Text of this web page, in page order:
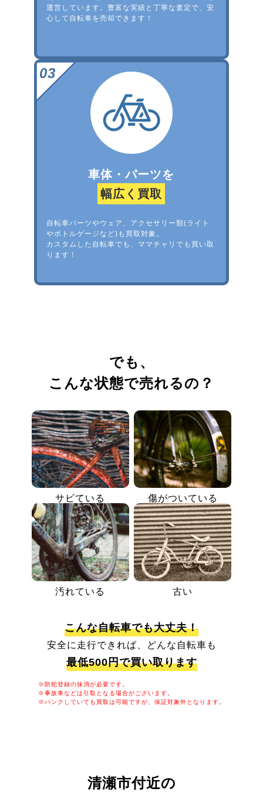
運営しています。豊富な実績と丁寧な査定で、安
心して自転車を売却できます！
車体・パーツを
幅広く買取
自転車パーツやウェア、アクセサリー類(ライト
やボトルゲージなど)も買取対象。
カスタムした自転車でも、ママチャリでも買い取
ります！
でも、
こんな状態で売れるの？
サビている 傷がついている
汚れている 古い
こんな自転車でも大丈夫！
安全に走行できれば、どんな自転車も
最低500円で買い取ります
※防犯登録の抹消が必要です。
※事故車などは引取となる場合がございます。
※パンクしていても買取は可能ですが、保証対象外となります。
清瀬市付近の